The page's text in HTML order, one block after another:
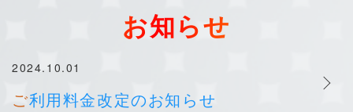
お知らせ
2024.10.01
ご利用料金改定のお知らせ